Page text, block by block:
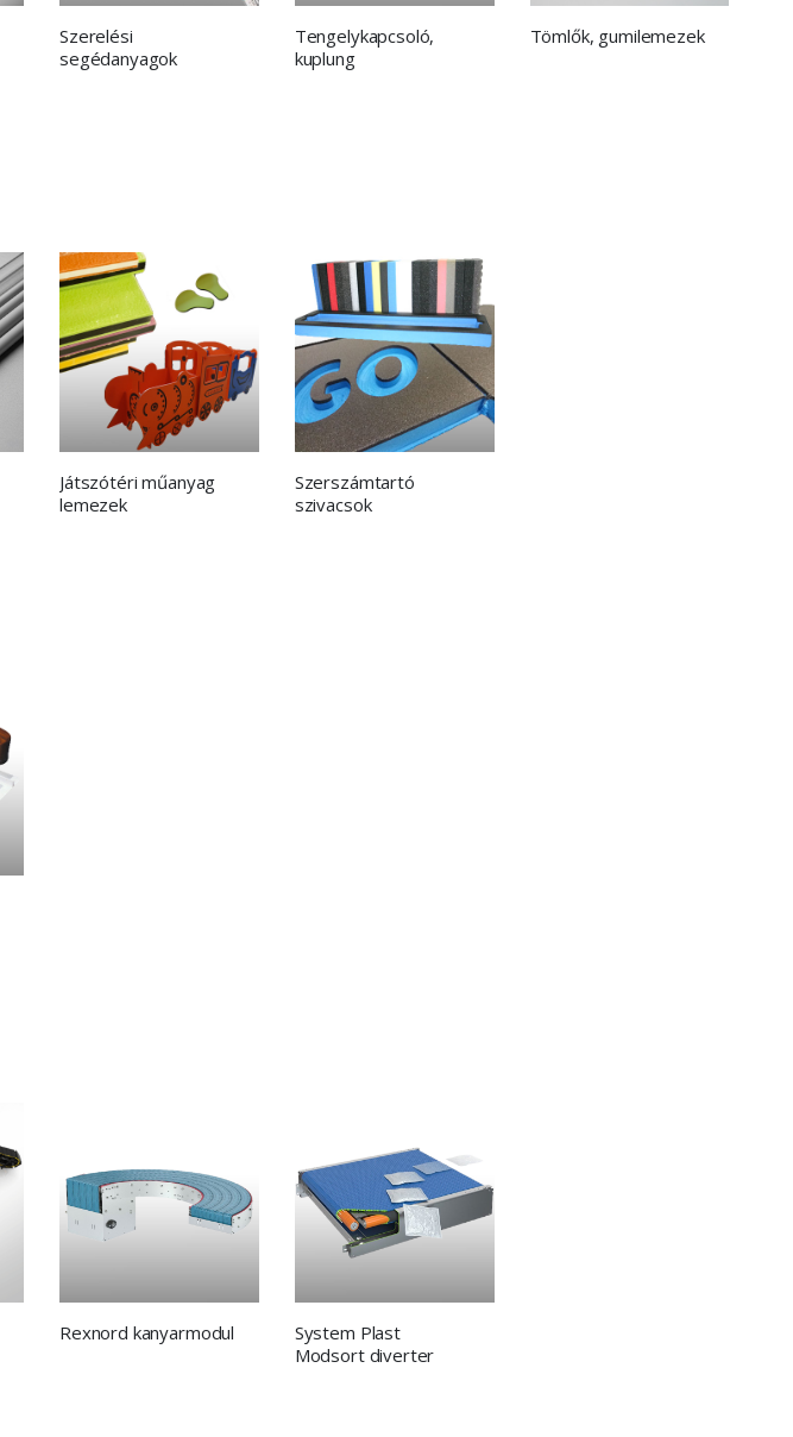
Szerelési
segédanyagok
Tengelykapcsoló,
kuplung
Tömlők, gumilemezek
Játszótéri műanyag
lemezek
Szerszámtartó
szivacsok
Rexnord kanyarmodul
System Plast
Modsort diverter